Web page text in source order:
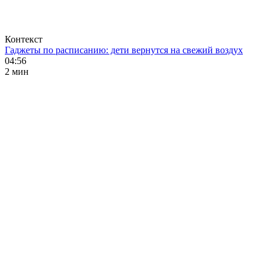
Контекст
Гаджеты по расписанию: дети вернутся на свежий воздух
04:56
2 мин